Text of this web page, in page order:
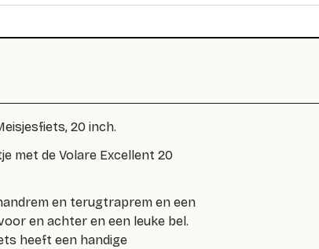
20 inch.
met de Volare Excellent 20
en terugtraprem en een
en achter en een leuke bel.
heeft een handige